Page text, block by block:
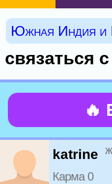
Южная Индия и
связаться
🔥
katrine ж
Карма 0